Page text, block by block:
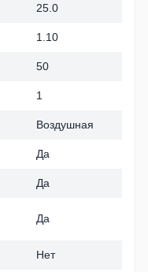
25.0
1.10
50
1
Воздушная
Да
Да
Да
Нет